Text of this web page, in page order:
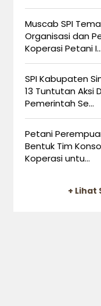
Muscab SPI
Organisasi dan
Koperasi Petani I...
SPI Kabupaten
13 Tuntutan Aksi
Pemerintah Se...
Petani
Bentuk Tim
Koperasi untu...
+ Lihat